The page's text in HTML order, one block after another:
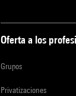
Oferta a los
Grupos
Privatizaciones